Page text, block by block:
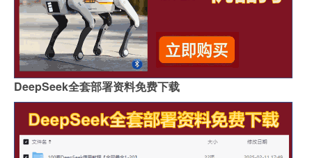
DeepSeek全套部署资料免费下载